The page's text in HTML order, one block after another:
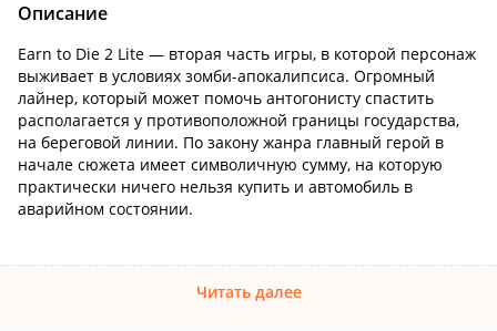
Описание
Earn to Die 2 Lite — вторая часть игры, в которой персонаж
выживает в условиях зомби-апокалипсиса. Огромный
лайнер, который может помочь антогонисту спастить
располагается у противоположной границы государства,
на береговой линии. По закону жанра главный герой в
начале сюжета имеет символичную сумму, на которую
практически ничего нельзя купить и автомобиль в
аварийном состоянии.
Читать далее